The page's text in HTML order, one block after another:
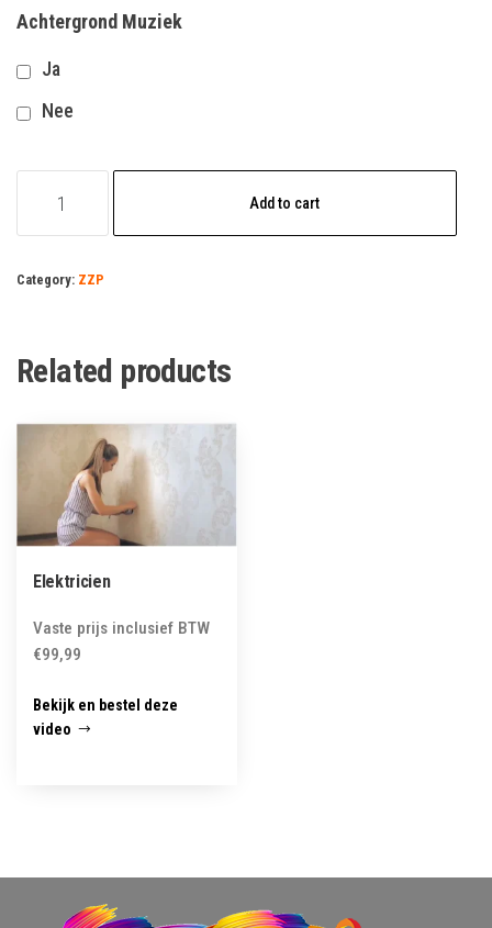
Achtergrond Muziek
Ja
Nee
quantity
Add to cart
Category: ZZP
Related products
Elektricien
Vaste prijs inclusief BTW
€99,99
Bekijk en bestel deze
video